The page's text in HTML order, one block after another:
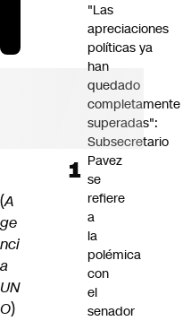
(A
ge
nci
a
UN
O)
"Las
apreciaciones
políticas ya
han
quedado
completamente
superadas":
Subsecretario
Pavez
se
refiere
a
la
polémica
con
el
senador